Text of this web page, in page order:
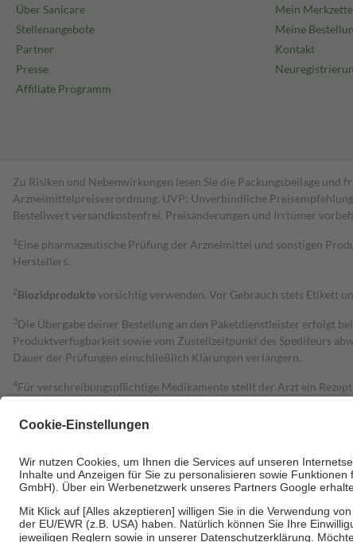
Über Sanicare
Stellenangebote
Partner
Presse
Affiliate Programm
Mein
Meine
Kontakt
Zu Risiken und Nebenwirkungen lesen Sie die Packungsbeilage
Arzneimittelpreisverordnung. UVP: Unverbindliche
Bestell­wert versand­kosten­frei. Preisänderungen und Irrtümer
1 Eine pharmazeutische Prüfung der Arzneimittel und sonstigen
Herstellers.
2Biozidproduktevorsichtig verwenden. Vor Gebrauch stets Etikett
3Die Übergabe deiner Bestellung an den Paketdienstleister erfolgt
Produktverfügbarkeit sowie vom Zustellzeitpunkt des Spediteurs
Dauer der Prüfungen einschließlich Klärungen verlängern.
4Für verschreibungspflichtige Medikamente stellt der Arzt ein
Grundsätzlich leisten Mitglieder Zuzahlungen in Höhe von zehn
Bei Heilmitteln und häuslicher Krankenpflege beträgt die
Um das Engagement der Versicherten für ihre eigene Gesundheit
• Untersuchungen zur Vorsorge und Früherkennung, die von der
• empfohlenen Schutzimpfungen